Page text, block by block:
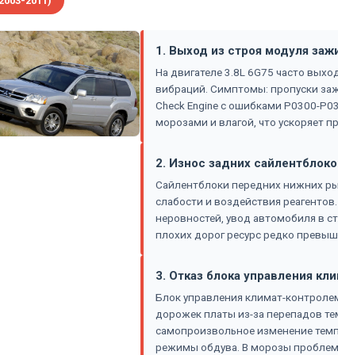
1. Выход из строя модуля
На двигателе 3.8L 6G75 часто
вибраций. Симптомы: пропуски
Check Engine с ошибками P0300-
морозами и влагой, что ускоряет
2. Износ задних
Сайлентблоки передних нижних
слабости и воздействия
неровностей, увод автомобиля в
плохих дорог ресурс редко
3. Отказ блока управления
Блок управления климат-
дорожек платы из-за перепадов
самопроизвольное изменение
режимы обдува. В морозы